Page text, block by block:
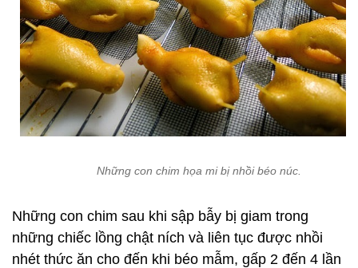
Những con chim họa mi bị nhồi béo núc.
Những con chim sau khi sập bẫy bị giam trong
những chiếc lồng chật ních và liên tục được nhồi
nhét thức ăn cho đến khi béo mẫm, gấp 2 đến 4 lần